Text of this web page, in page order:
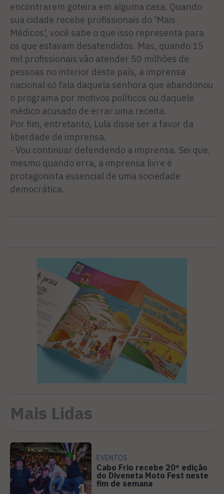
encontrarem goteira em alguma casa. Quando
sua cidade recebe profissionais do 'Mais
Médicos', você sabe o que isso representa para
os que estavam desatendidos. Mas, quando 15
mil profissionais vão atender 50 milhões de
pessoas no interior deste país, a imprensa
nacional só fala daquela senhora que abandonou
o programa por motivos políticos ou daquele
médico acusado de errar uma receita.
Por fim, entretanto, Lula disse ser a favor da
liberdade de imprensa.
- Vou continuar defendendo a imprensa. Sei que,
mesmo quando erra, a imprensa livre é
protagonista essencial de uma sociedade
democrática.
Mais Lidas
1
EVENTOS
Cabo Frio recebe 20ª edição
do Diveneta Moto Fest neste
fim de semana